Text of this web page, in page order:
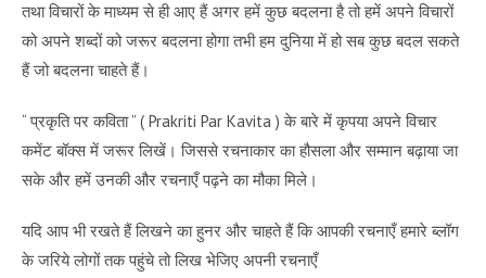
तथा विचारों के माध्यम से ही आए हैं अगर हमें कुछ बदलना है तो हमें अपने विचारों
को अपने शब्दों को जरूर बदलना होगा तभी हम दुनिया में हो सब कुछ बदल सकते
हैं जो बदलना चाहते हैं।
“प्रकृति पर कविता” ( Prakriti Par Kavita ) के बारे में कृपया अपने विचार
कमेंट बॉक्स में जरूर लिखें। जिससे रचनाकार का हौसला और सम्मान बढ़ाया जा
सके और हमें उनकी और रचनाएँ पढ़ने का मौका मिले।
यदि आप भी रखते हैं लिखने का हुनर और चाहते हैं कि आपकी रचनाएँ हमारे ब्लॉग
के जरिये लोगों तक पहुंचे तो लिख भेजिए अपनी रचनाएँ